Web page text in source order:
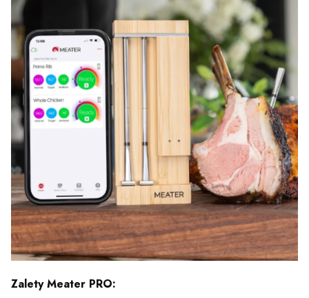
Zalety Meater PRO: